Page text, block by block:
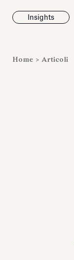
Insights
Home > Articoli